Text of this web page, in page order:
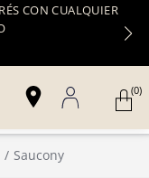
CON CUALQUIER
(0)
Saucony